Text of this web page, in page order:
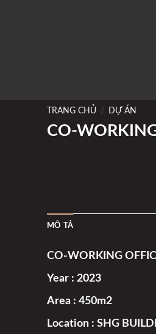
TRANG CHỦ / DỰ ÁN
CO-
MÔ TẢ
CO-WORKING
Year : 2023
Area : 450m2
Location : SHG